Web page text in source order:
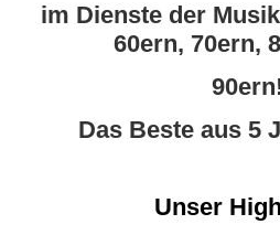
im Dienste der
60ern, 70ern,
Das Beste aus 5
Unser